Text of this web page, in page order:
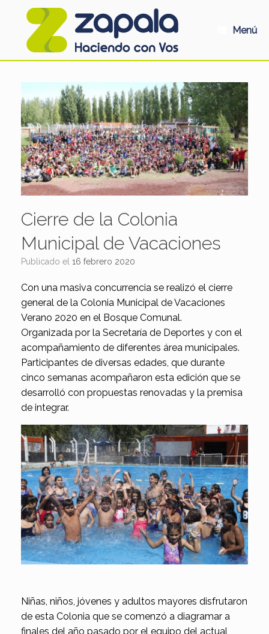
Menú
Cierre de la Colonia
Municipal de Vacaciones
Publicado el 16 febrero 2020
Con una masiva concurrencia se realizó el cierre
general de la Colonia Municipal de Vacaciones
Verano 2020 en el Bosque Comunal.
Organizada por la Secretaría de Deportes y con el
acompañamiento de diferentes área municipales.
Participantes de diversas edades, que durante
cinco semanas acompañaron esta edición que se
desarrolló con propuestas renovadas y la premisa
de integrar.
Niñas, niños, jóvenes y adultos mayores disfrutaron
de esta Colonia que se comenzó a diagramar a
finales del año pasado por el equipo del actual